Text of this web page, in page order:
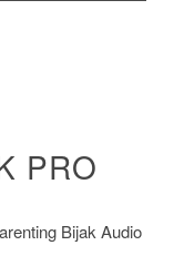
PRO
Bijak Audio